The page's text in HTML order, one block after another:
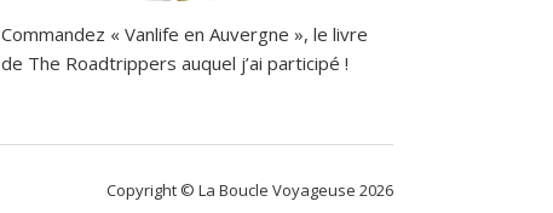
Commandez « Vanlife en Auvergne », le livre
de The Roadtrippers auquel j’ai participé !
Copyright © La Boucle Voyageuse 2026